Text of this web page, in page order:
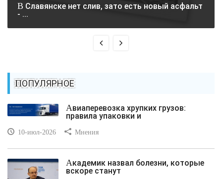
В Славянске нет слив, зато есть новый асфальт
- ...
ПОПУЛЯРНОЕ
Авиаперевозка хрупких грузов:
правила упаковки и
10-июл-2026 Мнения
Академик назвал болезни, которые
вскоре станут